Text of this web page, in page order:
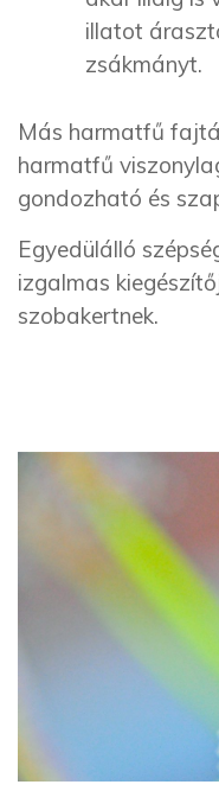
illatot
zsákmányt.
Más harmatfű
harmatfű
gondozható és
Egyedülálló
izgalmas
szobakertnek.